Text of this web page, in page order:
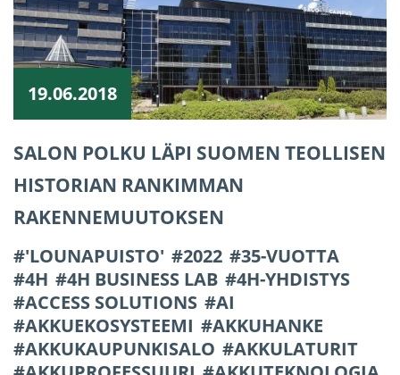
19.06.2018
SALON POLKU LÄPI SUOMEN TEOLLISEN
HISTORIAN RANKIMMAN
RAKENNEMUUTOKSEN
'LOUNAPUISTO' 2022
35-VUOTTA
4H
4H BUSINESS LAB
4H-YHDISTYS
ACCESS SOLUTIONS
AI
AKKUEKOSYSTEEMI
AKKUHANKE
AKKUKAUPUNKISALO
AKKULATURIT